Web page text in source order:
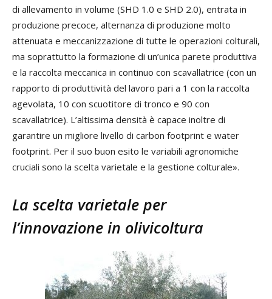
di allevamento in volume (SHD 1.0 e SHD 2.0), entrata in
produzione precoce, alternanza di produzione molto
attenuata e meccanizzazione di tutte le operazioni colturali,
ma soprattutto la formazione di un’unica parete produttiva
e la raccolta meccanica in continuo con scavallatrice (con un
rapporto di produttività del lavoro pari a 1 con la raccolta
agevolata, 10 con scuotitore di tronco e 90 con
scavallatrice). L’altissima densità è capace inoltre di
garantire un migliore livello di carbon footprint e water
footprint. Per il suo buon esito le variabili agronomiche
cruciali sono la scelta varietale e la gestione colturale».
La scelta varietale per
l’innovazione in olivicoltura